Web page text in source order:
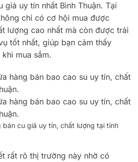
giả uy tín nhất Bình Thuận. Tại
chỉ có cơ hội mua được
lượng cao nhất mà còn được trải
tốt nhất, giúp bạn cảm thấy
mua sắm.
bán cu giả uy tín, chất lượng tại tỉnh
rất rõ thị trường này nhờ có